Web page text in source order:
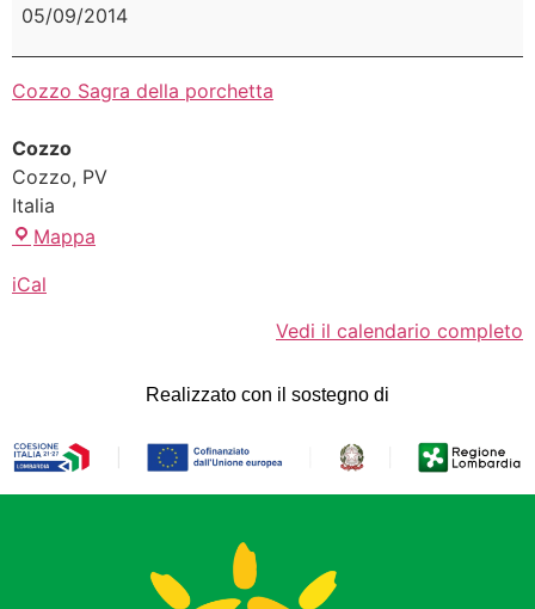
05/09/2014
Cozzo Sagra della porchetta
Cozzo
Cozzo, PV
Italia
Mappa
iCal
Vedi il calendario completo
Realizzato con il sostegno di